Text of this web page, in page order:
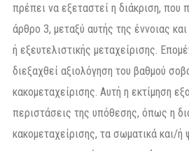
πρέπει να εξεταστεί η διάκριση, που
άρθρο 3, μεταξύ αυτής της έννοιας
ή εξευτελιστικής μεταχείρισης.
διεξαχθεί αξιολόγηση του βαθμού
κακομεταχείρισης. Αυτή η εκτίμηση
περιστάσεις της υπόθεσης, όπως η
κακομεταχείρισης, τα σωματικά και/